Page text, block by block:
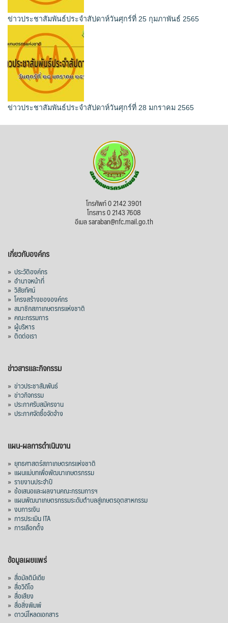
ข่าวประชาสัมพันธ์ประจำสัปดาห์วันศุกร์ที่ 25 กุมภาพันธ์ 2565
ข่าวประชาสัมพันธ์ประจำสัปดาห์วันศุกร์ที่ 28 มกราคม 2565
โทรศัพท์ 0 2142 3901
โทรสาร 0 2143 7608
อีเมล saraban@nfc.mail.go.th
เกี่ยวกับองค์กร
» ประวัติองค์กร
» อำนาจหน้าที่
» วิสัยทัศน์
» โครงสร้างขององค์กร
» สมาชิกสภาเกษตรกรแห่งชาติ
» คณะกรรมการ
» ผู้บริหาร
» ติดต่อเรา
ข่าวสารและกิจกรรม
» ข่าวประชาสัมพันธ์
» ข่าวกิจกรรม
» ประกาศรับสมัครงาน
» ประกาศจัดซื้อจัดจ้าง
แผน-ผลการดำเนินงาน
» ยุทธศาสตร์สภาเกษตรกรแห่งชาติ
» แผนแม่บทเพื่อพัฒนาเกษตรกรรม
» รายงานประจำปี
» ข้อเสนอและผลงานคณะกรรมการฯ
» แผนพัฒนาเกษตรกรรมระดับตำบลสู่เกษตรอุตสาหกรรม
» งบการเงิน
» การประเมิน ITA
» การเลือกตั้ง
ข้อมูลเผยแพร่
» สื่อมัลติมีเดีย
» สื่อวิดีโอ
» สื่อเสียง
» สื่อสิ่งพิมพ์
» ดาวน์โหลดเอกสาร